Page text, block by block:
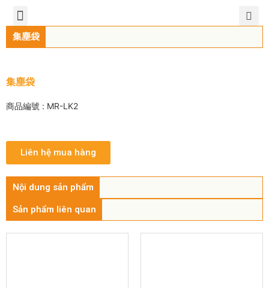
集塵袋
集塵袋
商品編號 : MR-LK2
Liên hệ mua hàng
Nội dung sản phẩm
Sản phẩm liên quan